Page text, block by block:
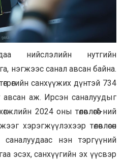
нийслэлийн нутгийн
нэгжээс санал авсан байна.
санхүүжих дүнтэй 734
авсан аж. Ирсэн саналуудыг
2024 оны төлөвлөгөө”-ний
хэрэгжүүлэхээр төлөвлөсөн
нэн тэргүүний
эсэх, санхүүгийн эх үүсвэр